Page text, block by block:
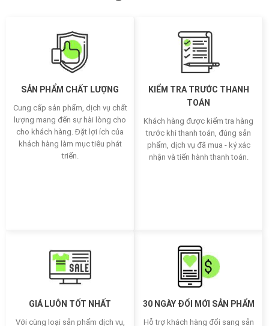
SẢN PHẨM CHẤT LƯỢNG
Cung cấp sản phẩm, dịch vụ chất
lượng mang đến sự hài lòng cho
cho khách hàng. Đặt lợi ích của
khách hàng làm mục tiêu phát
triển.
KIỂM TRA TRƯỚC THANH
TOÁN
Khách hàng được kiểm tra hàng
trước khi thanh toán, đúng sản
phẩm, dịch vụ đã mua - ký xác
nhận và tiến hành thanh toán.
GIÁ LUÔN TỐT NHẤT
Với cùng loại sản phẩm dịch vụ,
30 NGÀY ĐỔI MỚI SẢN PHẨM
Hỗ trợ khách hàng đổi sang sản